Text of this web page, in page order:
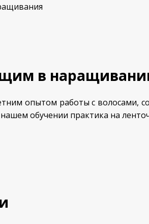
в
опытом работы с волосами,
обучении практика на